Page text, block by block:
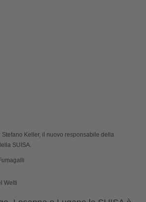
Stefano Keller, il nuovo responsabile della
SUISA.
Welti